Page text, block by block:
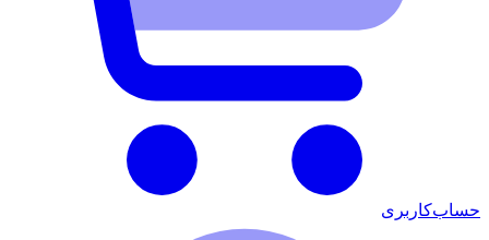
حساب‌کاربری